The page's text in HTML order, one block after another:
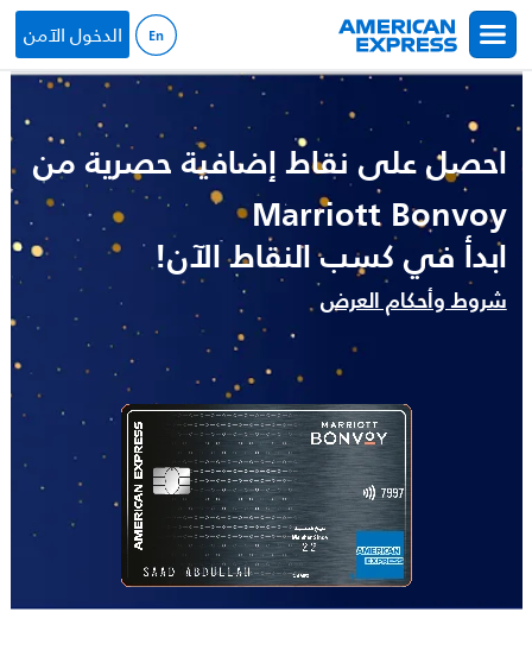
إلى المحتوى الرئيسي
الدخول الآمن
احصل على نقاط إضافية حصرية من
Marriott Bonvoy
ابدأ في كسب النقاط الآن!
شروط وأحكام العرض